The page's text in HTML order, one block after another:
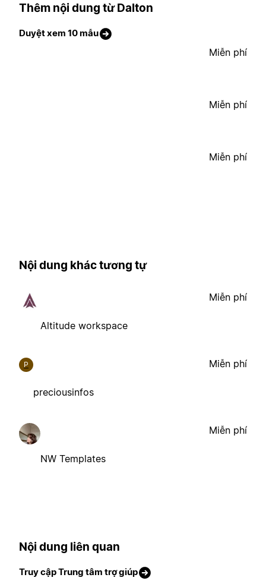
Thêm nội dung từ Dalton
Duyệt xem 10 mẫu
Miễn phí
Miễn phí
Miễn phí
Nội dung khác tương tự
Altitude workspace
Miễn phí
P
preciousinfos
Miễn phí
NW Templates
Miễn phí
Nội dung liên quan
Truy cập Trung tâm trợ giúp